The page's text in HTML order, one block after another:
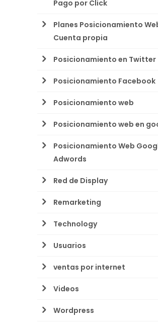
Pago por Click
Planes Posicionamiento
Cuenta propia
Posicionamiento en Twitter
Posicionamiento Facebook
Posicionamiento web
Posicionamiento web en
Posicionamiento Web
Adwords
Red de Display
Remarketing
Technology
Usuarios
ventas por internet
Videos
Wordpress